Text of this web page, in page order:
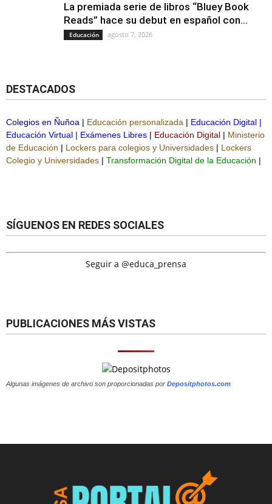
La premiada serie de libros “Bluey Book
Reads” hace su debut en español con...
Educación agosto 7, 2026
DESTACADOS
Colegios en Ñuñoa | Educación personalizada | Educación Digital |
Educación Virtual | Exámenes Libres | Educación Digital | Ministerio
de Educación | Lockers para colegios y Universidades | Lockers
Colegio y Universidades | Transformación Digital de la Educación |
SÍGUENOS EN REDES SOCIALES
Seguir a @educa_prensa
PUBLICACIONES MÁS VISTAS
Algunas imágenes de archivo son proporcionadas por Depositphotos.com